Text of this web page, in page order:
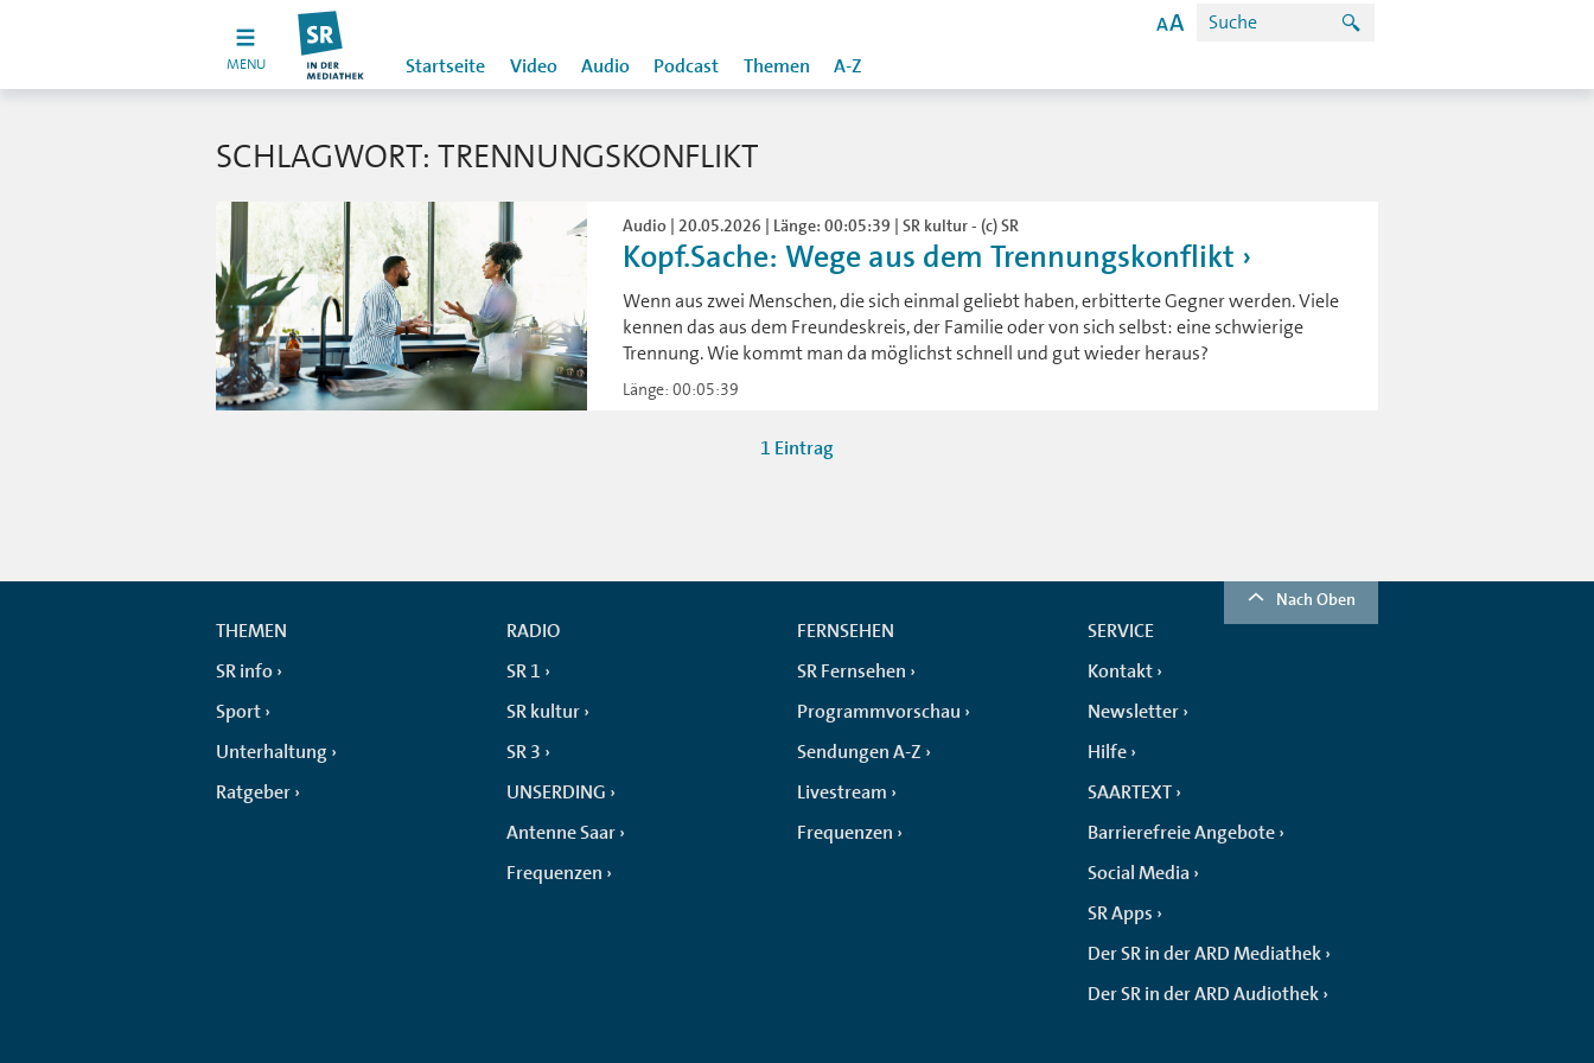
MENU Startseite Video Audio Podcast Themen A-Z
SCHLAGWORT: TRENNUNGSKONFLIKT
Audio | 20.05.2026 | Länge: 00:05:39 | SR kultur - (c) SR
Kopf.Sache: Wege aus dem Trennungskonflikt
Wenn aus zwei Menschen, die sich einmal geliebt haben, erbitterte Gegner werden. Viele
kennen das aus dem Freundeskreis, der Familie oder von sich selbst: eine schwierige
Trennung. Wie kommt man da möglichst schnell und gut wieder heraus?
Länge: 00:05:39
1 Eintrag
Nach Oben
THEMEN
SR info
Sport
Unterhaltung
Ratgeber
RADIO
SR 1
SR kultur
SR 3
UNSERDING
Antenne Saar
Frequenzen
FERNSEHEN
SR Fernsehen
Programmvorschau
Sendungen A-Z
Livestream
Frequenzen
SERVICE
Kontakt
Newsletter
Hilfe
SAARTEXT
Barrierefreie Angebote
Social Media
SR Apps
Der SR in der ARD Mediathek
Der SR in der ARD Audiothek